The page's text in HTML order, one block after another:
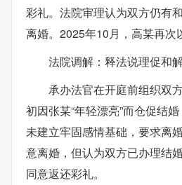
彩礼。法院审理认为双方仍有
离婚。2025年10月，高某再次
法院调解：释法说理促和
承办法官在开庭前组织双
初因张某“年轻漂亮”而仓促结
未建立牢固感情基础，要求离
意离婚，但认为双方已办理结
同意返还彩礼。